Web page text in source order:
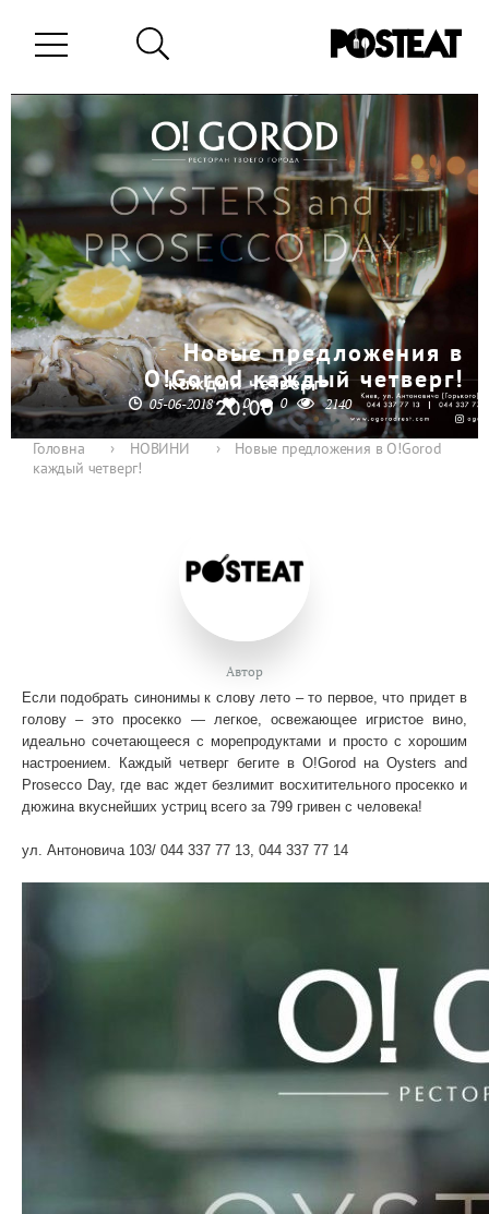
Новые предложения в
O!Gorod каждый четверг!
05-06-2018 0 0 2140
Головна › НОВИНИ ›
Новые предложения в O!Gorod
каждый четверг!
Автор
Если подобрать синонимы к слову лето – то первое, что придет в
голову – это просекко — легкое, освежающее игристое вино,
идеально сочетающееся с морепродуктами и просто с хорошим
настроением. Каждый четверг бегите в O!Gorod на Oysters and
Prosecco Day, где вас ждет безлимит восхитительного просекко и
дюжина вкуснейших устриц всего за 799 гривен с человека!
ул. Антоновича 103/ 044 337 77 13, 044 337 77 14